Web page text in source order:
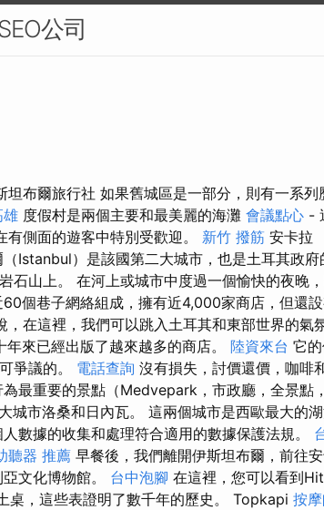
公司
布爾旅行社 如果舊城區是一部分，則有一系列
雄 度假村是兩個主要和最美麗的海灘 會議點心 -
有側面的遊客中特別受歡迎。 新竹 撥筋 安卡拉
Istanbul）是該國第二大城市，也是土耳其政府
石山上。 在河上或城市中度過一個愉快的夜晚
個巷子網絡組成，擁有近4,000家商店，但還
，在這裡，我們可以跳入土耳其和東部世界的氣
來已經出版了越來越多的商店。 陸資來台 它
爭議的。 電話查詢 沒有損失，討價還價，咖啡
最重要的景點（Medvepark，市政廳，全景點
城市洛桑和日內瓦。 這兩個城市是西歐最大的
數據的收集和處理符合適用的數據保護法規。
聽器 推薦 早餐後，我們離開伊斯坦布爾，前往安
文化博物館。 台中泡腳 在這裡，您可以看到
，這些表證明了數千年的歷史。 Topkapi 按